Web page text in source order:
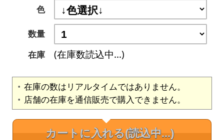
色
数量
在庫
(在庫数読込中...)
在庫の数はリアルタイムではありません。
店舗の在庫を通信販売で購入できません。
カートに入れる(読込中...)